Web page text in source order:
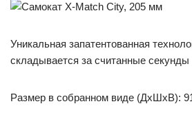
Уникальная запатентованная
складывается за считанные
Размер в собранном виде (ДхШхВ):